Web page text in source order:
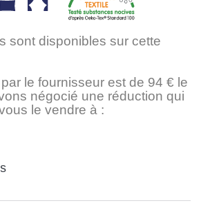
sont disponibles sur cette
le fournisseur est de 94 € le
négocié une réduction qui
le vendre à :